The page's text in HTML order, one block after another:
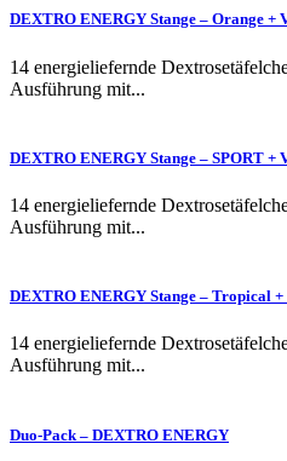
DEXTRO ENERGY Stange – Orange +
14 energieliefernde
Ausführung mit...
DEXTRO ENERGY Stange – SPORT +
14 energieliefernde
Ausführung mit...
DEXTRO ENERGY Stange – Tropical
14 energieliefernde
Ausführung mit...
Duo-Pack – DEXTRO ENERGY